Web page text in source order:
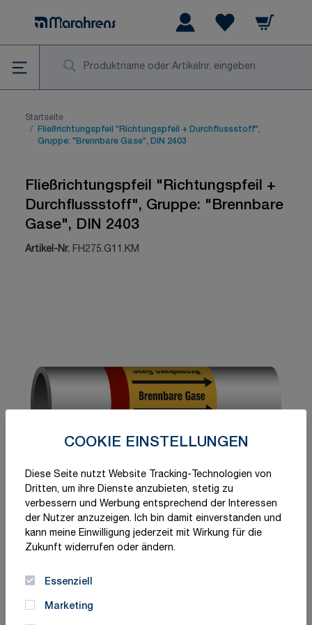
COOKIE EINSTELLUNGEN
Diese Seite nutzt Website Tracking-Technologien von
Dritten, um ihre Dienste anzubieten, stetig zu
verbessern und Werbung entsprechend der Interessen
der Nutzer anzuzeigen. Ich bin damit einverstanden und
kann meine Einwilligung jederzeit mit Wirkung für die
Zukunft widerrufen oder ändern.
Essenziell
Marketing
Warenkorb
Startseite
/
Fließrichtungspfeil "Richtungspfeil + Durchflussstoff",
Gruppe: "Brennbare Gase", DIN 2403
Fließrichtungspfeil "Richtungspfeil +
Durchflussstoff", Gruppe: "Brennbare
Gase", DIN 2403
Artikel-Nr. FH275.G11.KM